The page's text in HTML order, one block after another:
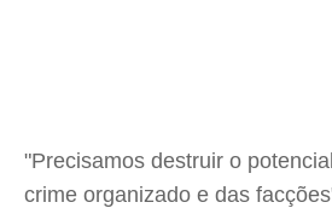
"Precisamos destruir o
crime organizado e das